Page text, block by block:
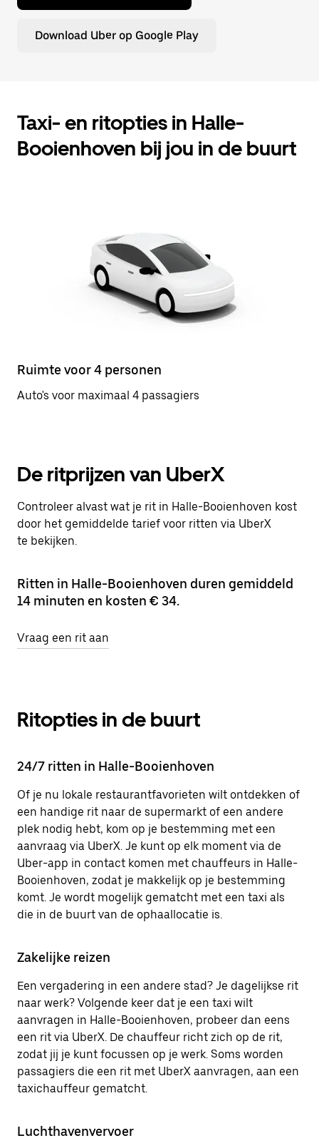
Download Uber op Google Play
Taxi- en ritopties in Halle-
Booienhoven bij jou in de buurt
Ruimte voor 4 personen
Auto's voor maximaal 4 passagiers
De ritprijzen van UberX
Controleer alvast wat je rit in Halle-Booienhoven kost
door het gemiddelde tarief voor ritten via UberX
te bekijken.
Ritten in Halle-Booienhoven duren gemiddeld
14 minuten en kosten € 34.
Vraag een rit aan
Ritopties in de buurt
24/7 ritten in Halle-Booienhoven
Of je nu lokale restaurantfavorieten wilt ontdekken of
een handige rit naar de supermarkt of een andere
plek nodig hebt, kom op je bestemming met een
aanvraag via UberX. Je kunt op elk moment via de
Uber-app in contact komen met chauffeurs in Halle-
Booienhoven, zodat je makkelijk op je bestemming
komt. Je wordt mogelijk gematcht met een taxi als
die in de buurt van de ophaallocatie is.
Zakelijke reizen
Een vergadering in een andere stad? Je dagelijkse rit
naar werk? Volgende keer dat je een taxi wilt
aanvragen in Halle-Booienhoven, probeer dan eens
een rit via UberX. De chauffeur richt zich op de rit,
zodat jij je kunt focussen op je werk. Soms worden
passagiers die een rit met UberX aanvragen, aan een
taxichauffeur gematcht.
Luchthavenvervoer